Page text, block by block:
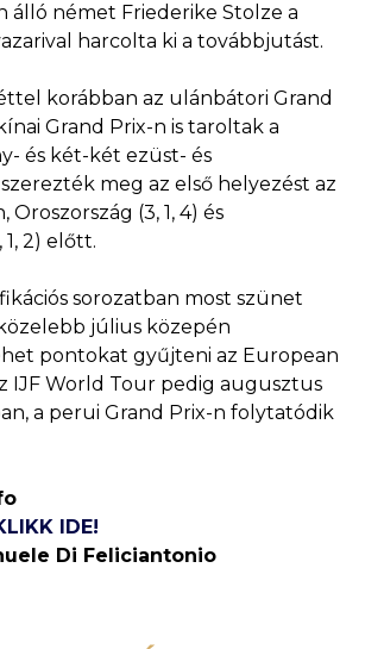
álló német Friederike Stolze a
harcolta ki a továbbjutást.
korábban az ulánbátori Grand
Grand Prix-n is taroltak a
és két-két ezüst- és
meg az első helyezést az
(3, 1, 4) és
1, 2) előtt.
sorozatban most szünet
július közepén
pontokat gyűjteni az European
IJF World Tour pedig augusztus
a perui Grand Prix-n folytatódik
IDE!
Di Feliciantonio